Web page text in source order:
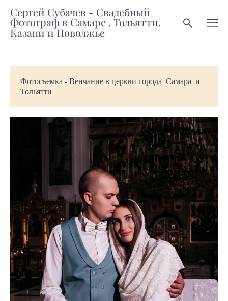
Сергей Субачев - Свадебный
Фотограф в Самаре , Тольятти,
Казани и Поволжье
Фотосъемка - Венчание в церкви города Самара и
Тольятти